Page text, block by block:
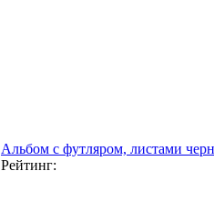
Альбом с футляром, листами
Рейтинг: